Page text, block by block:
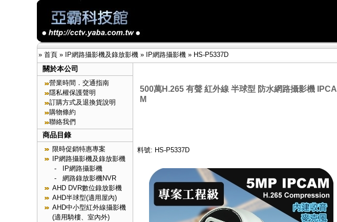
» 首頁 » IP網路攝影機及錄放影機 » IP網路攝影機 » HS-P5337D
關於本公司
營業時間．交通指南
隱私權保護聲明
訂購方式及退換貨說明
購物條約
聯絡我們
商品目錄
限時促銷特惠專案
IP網路攝影機及錄放影機
-
IP網路攝影機
- 網路錄放影機NVR
AHD DVR數位錄放影機
AHD半球型(適用屋內)
AHD中小型紅外線攝影機
(適用騎樓、室內外)
500萬H.265 有聲 紅外線 半球型 防水網路攝影機 IPCA
M
料號: HS-P5337D